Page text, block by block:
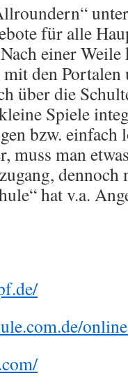
für alle
einer
den
über die
Spiele
bzw. einfach
muss man
hat v.a.